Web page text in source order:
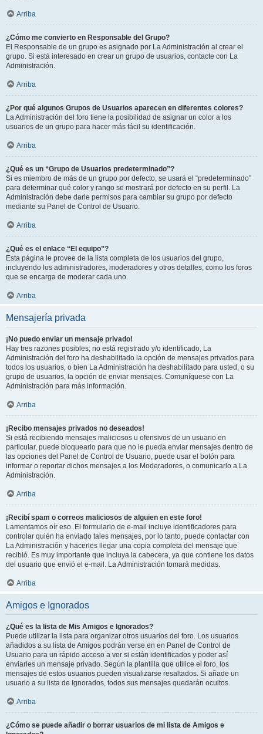
Arriba
¿Cómo me convierto en Responsable del Grupo?
El Responsable de un grupo es asignado por La Administración al crear el
grupo. Si está interesado en crear un grupo de usuarios, contacte con La
Administración.
Arriba
¿Por qué algunos Grupos de Usuarios aparecen en diferentes colores?
La Administración del foro tiene la posibilidad de asignar un color a los
usuarios de un grupo para hacer más fácil su identificación.
Arriba
¿Qué es un “Grupo de Usuarios predeterminado”?
Si es miembro de más de un grupo por defecto, se usará el “predeterminado”
para determinar qué color y rango se mostrará por defecto en su perfil. La
Administración debe darle permisos para cambiar su grupo por defecto
mediante su Panel de Control de Usuario.
Arriba
¿Qué es el enlace “El equipo”?
Esta página le provee de la lista completa de los usuarios del grupo,
incluyendo los administradores, moderadores y otros detalles, como los foros
que se encarga de moderar cada uno.
Arriba
Mensajería privada
¡No puedo enviar un mensaje privado!
Hay tres razones posibles; no está registrado y/o identificado, La
Administración del foro ha deshabilitado la opción de mensajes privados para
todos los usuarios, o bien La Administración ha deshabilitado para usted, o su
grupo de usuarios, la opción de enviar mensajes. Comuníquese con La
Administración para más información.
Arriba
¡Recibo mensajes privados no deseados!
Si está recibiendo mensajes maliciosos u ofensivos de un usuario en
particular, puede bloquearlo para que no le pueda enviar mensajes dentro de
las opciones del Panel de Control de Usuario, puede usar el botón para
informar o reportar dichos mensajes a los Moderadores, o comunicarlo a La
Administración.
Arriba
¡Recibí spam o correos maliciosos de alguien en este foro!
Lamentamos oír eso. El formulario de e-mail incluye identificadores para
controlar quién ha enviado tales mensajes, por lo tanto, puede contactar con
La Administración y hacerles llegar una copia completa del mensaje que
recibió. Es muy importante que incluya la cabecera, ya que contiene los datos
del usuario que envió el e-mail. La Administración tomará medidas.
Arriba
Amigos e Ignorados
¿Qué es la lista de Mis Amigos e Ignorados?
Puede utilizar la lista para organizar otros usuarios del foro. Los usuarios
añadidos a su lista de Amigos podrán verse en en Panel de Control de
Usuario para un rápido acceso a ver si están identificados y poder así
enviarles un mensaje privado. Según la plantilla que utilice el foro, los
mensajes de estos usuarios pueden visualizarse resaltados. Si añade un
usuario a su lista de Ignorados, todos sus mensajes quedarán ocultos.
Arriba
¿Cómo se puede añadir o borrar usuarios de mi lista de Amigos e